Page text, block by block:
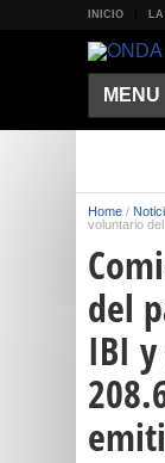
INICIO
MENU
Home /
voluntario
del
IBI